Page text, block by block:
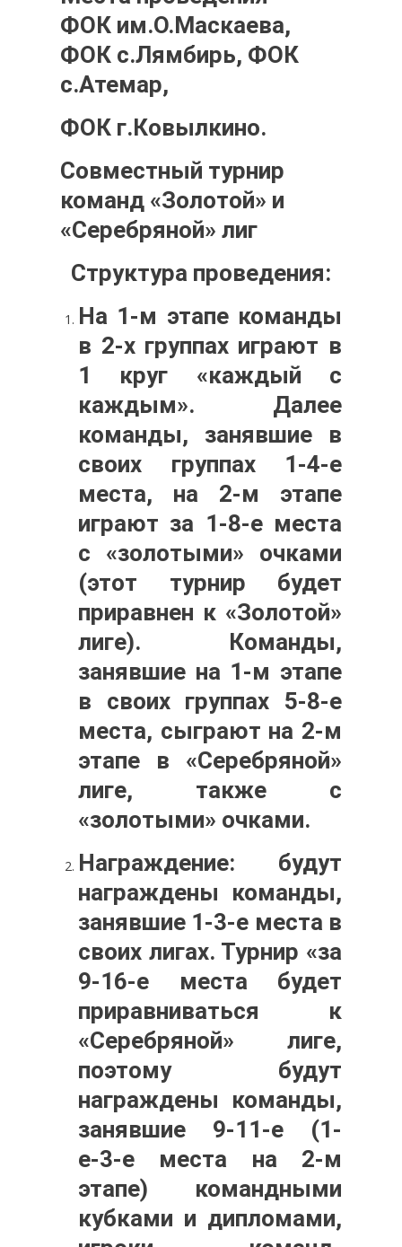
ФОК им.О.Маскаева,
ФОК с.Лямбирь, ФОК
с.Атемар,
ФОК г.Ковылкино.
Совместный турнир
команд «Золотой» и
«Серебряной» лиг
Структура проведения:
На 1-м этапе команды
в 2-х группах играют в
1 круг «каждый с
каждым». Далее
команды, занявшие в
своих группах 1-4-е
места, на 2-м этапе
играют за 1-8-е места
с «золотыми» очками
(этот турнир будет
приравнен к «Золотой»
лиге). Команды,
занявшие на 1-м этапе
в своих группах 5-8-е
места, сыграют на 2-м
этапе в «Серебряной»
лиге, также с
«золотыми» очками.
Награждение: будут
награждены команды,
занявшие 1-3-е места в
своих лигах. Турнир «за
9-16-е места будет
приравниваться к
«Серебряной» лиге,
поэтому будут
награждены команды,
занявшие 9-11-е (1-
е-3-е места на 2-м
этапе) командными
кубками и дипломами,